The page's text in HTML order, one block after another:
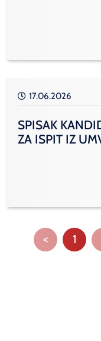
17.06.2026
SPISAK
ZA ISPIT IZ
< 1